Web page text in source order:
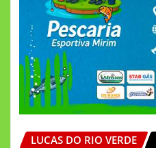
LUCAS DO RIO VERDE